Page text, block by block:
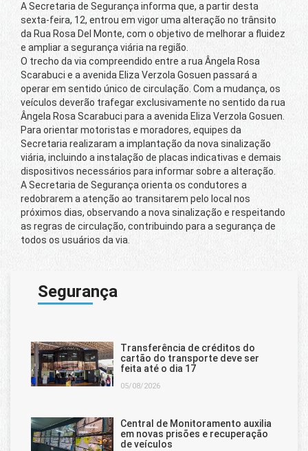
A Secretaria de Segurança informa que, a partir desta
sexta-feira, 12, entrou em vigor uma alteração no trânsito
da Rua Rosa Del Monte, com o objetivo de melhorar a fluidez
e ampliar a segurança viária na região.
O trecho da via compreendido entre a rua Ângela Rosa
Scarabuci e a avenida Eliza Verzola Gosuen passará a
operar em sentido único de circulação. Com a mudança, os
veículos deverão trafegar exclusivamente no sentido da rua
Ângela Rosa Scarabuci para a avenida Eliza Verzola Gosuen.
Para orientar motoristas e moradores, equipes da
Secretaria realizaram a implantação da nova sinalização
viária, incluindo a instalação de placas indicativas e demais
dispositivos necessários para informar sobre a alteração.
A Secretaria de Segurança orienta os condutores a
redobrarem a atenção ao transitarem pelo local nos
próximos dias, observando a nova sinalização e respeitando
as regras de circulação, contribuindo para a segurança de
todos os usuários da via.
Segurança
Transferência de créditos do
cartão do transporte deve ser
feita até o dia 17
05/08/2026
Central de Monitoramento auxilia
em novas prisões e recuperação
de veículos